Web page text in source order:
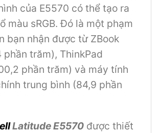
của E5570 có thể tạo ra
màu sRGB. Đó là một phạm
bạn nhận được từ ZBook
phần trăm), ThinkPad
phần trăm) và máy tính
trung bình (84,9 phần
Latitude E5570 được thiết